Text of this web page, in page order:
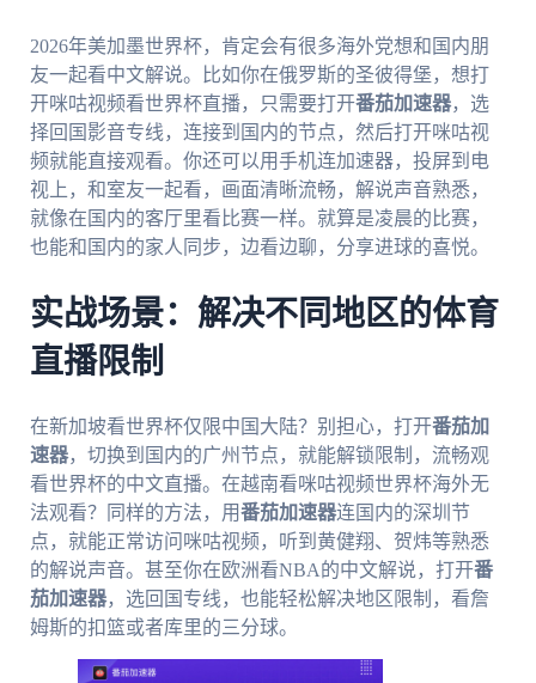
2026年美加墨世界杯，肯定会有很多海外党想和国内朋
友一起看中文解说。比如你在俄罗斯的圣彼得堡，想打
开咪咕视频看世界杯直播，只需要打开番茄加速器，选
择回国影音专线，连接到国内的节点，然后打开咪咕视
频就能直接观看。你还可以用手机连加速器，投屏到电
视上，和室友一起看，画面清晰流畅，解说声音熟悉，
就像在国内的客厅里看比赛一样。就算是凌晨的比赛，
也能和国内的家人同步，边看边聊，分享进球的喜悦。
实战场景：解决不同地区的体育
直播限制
在新加坡看世界杯仅限中国大陆？别担心，打开番茄加
速器，切换到国内的广州节点，就能解锁限制，流畅观
看世界杯的中文直播。在越南看咪咕视频世界杯海外无
法观看？同样的方法，用番茄加速器连国内的深圳节
点，就能正常访问咪咕视频，听到黄健翔、贺炜等熟悉
的解说声音。甚至你在欧洲看NBA的中文解说，打开番
茄加速器，选回国专线，也能轻松解决地区限制，看詹
姆斯的扣篮或者库里的三分球。